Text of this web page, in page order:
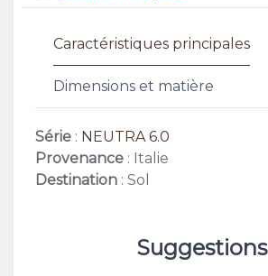
Caractéristiques principales
Dimensions et matière
Série : NEUTRA 6.0
Provenance : Italie
Destination : Sol
Suggestions